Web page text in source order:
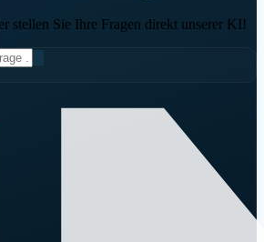
stellen Sie Ihre Fragen direkt unserer KI!